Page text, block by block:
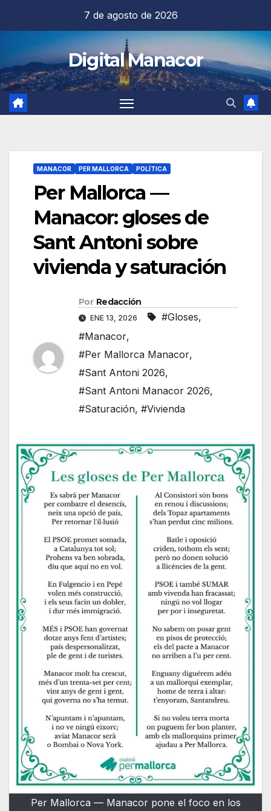
contenido
7 de agosto de 2026
Digital Manacor
MANACOR PER MALLORCA POLÍTICA
Per Mallorca —
Manacor: gloses de
Sant Antoni sobre
vivienda y saturación
Por Redacción
ENE 13, 2026 #Gloses,
#Manacor,
#Per Mallorca Manacor,
#Sant Antoni 2026,
#Sant Antoni Manacor 2026,
#Saturación, #Vivienda
Per Mallorca — Manacor pone el foco en los